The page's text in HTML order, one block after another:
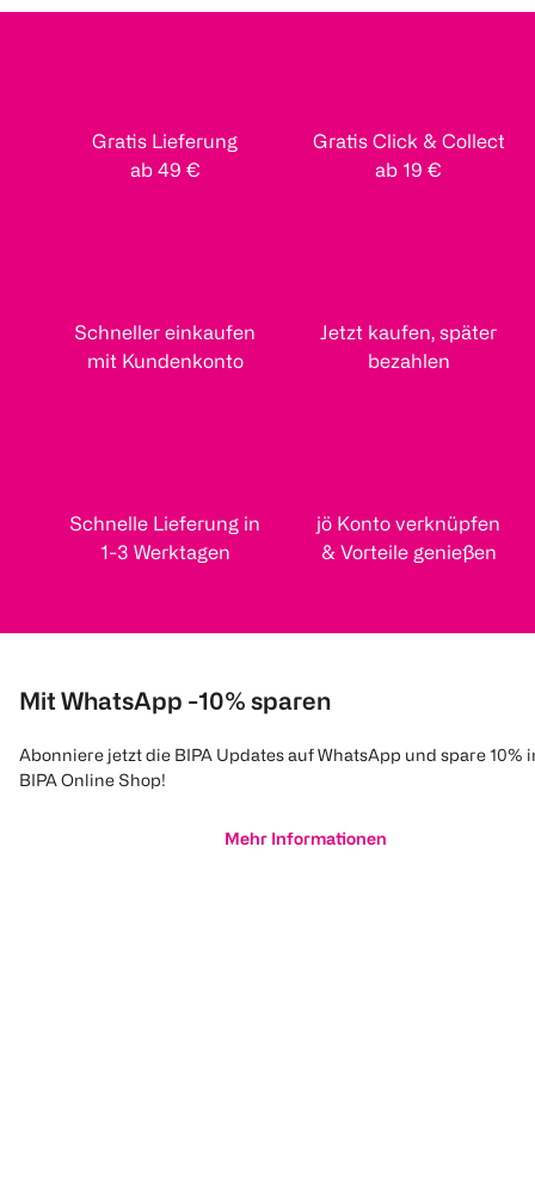
Gratis Lieferung
ab 49 €
Gratis Click & Collect
ab 19 €
Schneller einkaufen
mit Kundenkonto
Jetzt kaufen, später
bezahlen
Schnelle Lieferung in
1-3 Werktagen
jö Konto verknüpfen
& Vorteile genießen
Mit WhatsApp -10% sparen
Abonniere jetzt die BIPA Updates auf WhatsApp und spare 10%
BIPA Online Shop!
Mehr Informationen